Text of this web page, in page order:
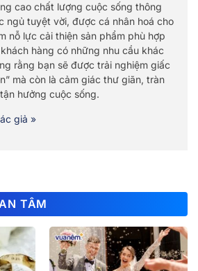
cao chất lượng cuộc sống thông
ngủ tuyệt vời, được cá nhân hoá cho
nỗ lực cải thiện sản phẩm phù hợp
hàng có những nhu cầu khác
rằng bạn sẽ được trải nghiệm giấc
mà còn là cảm giác thư giãn, tràn
hưởng cuộc sống.
giả »
TÂM